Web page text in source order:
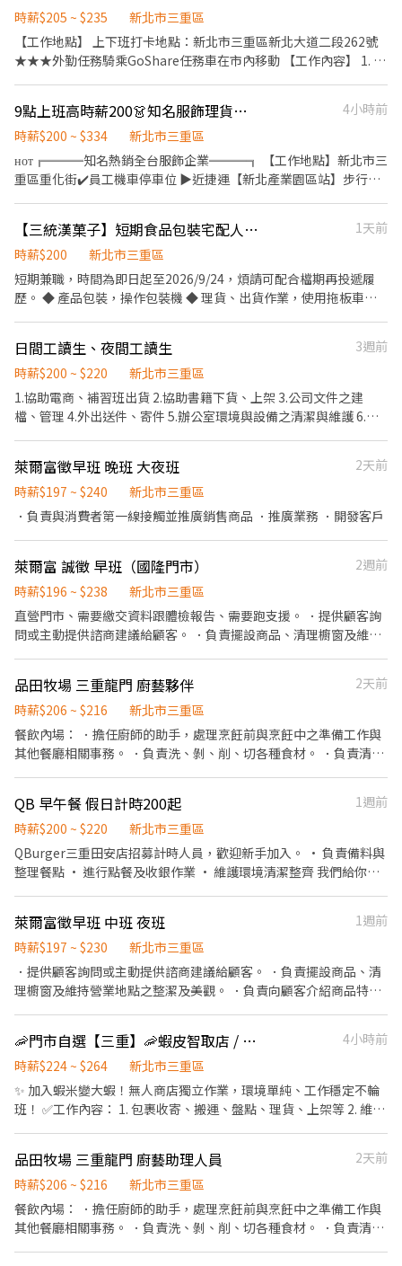
時薪$205 ~ $235
新北市三重區
【工作地點】 上下班打卡地點：新北市三重區新北大道二段262號
★★★外勤任務騎乘GoShare任務車在市內移動 【工作內容】 1. 負
照且有智慧型手機網路* 【可單日排班】 ◇早班 08:00-16:30 時薪
205 ◇晚班 16:00-00:30 時薪220 ◇夜班 00:00-08:30 時薪235
9點上班高時薪200👗知名服飾理貨員✅休六日✅穩定加班✅快速上工✅面試看環境
4小時前
時薪$200 ~ $334
新北市三重區
ʜᴏᴛ╔═══知名熱銷全台服飾企業═══╗ 【工作地點】新北市三
重區重化街✔️員工機車停車位 ▶︎近捷運【新北產業園區站】步行
快速進軍知名服飾品牌企業，前景看好未來可期 ☑︎ 衝鋒衣服飾相關
製程－包裝、分類、封箱、裝箱、進出貨 ☑︎ 冷氣廠房，久站或久
坐，便服上班 ☑︎ 簡單好上手，免學經歷，無經驗可，專人教學，錄
取率高 ☁︎求職平台略有延遲，可先➕ʟɪɴᴇ快速報名【@si588】 快速
付】高時薪$200➜未加班薪水約領【$36,800】 【配合加班】加班
費皆依勞基法計算➜依訂單量薪水可達【37K~52K】 【休假方式】
退6％ 好康➋.任職期間皆享有免手續費領現金、每週預支服務 好康
➌.任職滿三個月享有三節獎金或禮品、通過考核即可轉正 好康➍.加
班超過2小時免費提供團膳 ┏━━【快速應徵】━━┓ ✉️【投履
歷】快速入職找ICAN李小姐－莎拉Sarah☘️ ✉️【點連結】立即預約
覆【@si588】
【三統漢菓子】短期食品包裝宅配人員-三重(至115/9/24，須配合完整檔期)
1天前
時薪$200
新北市三重區
短期兼職，時間為即日起至2026/9/24，煩請可配合檔期再投遞履
歷。 ◆ 產品包裝，操作包裝機 ◆ 理貨、出貨作業，使用拖板車進
具團隊合作精神，完成主管交辦事項
日間工讀生、夜間工讀生
3週前
時薪$200 ~ $220
新北市三重區
1.協助電商、補習班出貨 2.協助書籍下貨、上架 3.公司文件之建
檔、管理 4.外出送件、寄件 5.辦公室環境與設備之清潔與維護 6.支
萊爾富徵早班 晚班 大夜班
2天前
時薪$197 ~ $240
新北市三重區
．負責與消費者第一線接觸並推廣銷售商品 ．推廣業務 ．開發客戶
萊爾富 誠徵 早班（國隆門市）
2週前
時薪$196 ~ $238
新北市三重區
直營門市、需要繳交資料跟體檢報告、需要跑支援。 ．提供顧客詢
問或主動提供諮商建議給顧客。 ．負責擺設商品、清理櫥窗及維持
收款、交付商品、開發票或收據。 ．負責在當天結束營業前，統計
銷售情形、盤點貨品存量及撰寫當日業務報表。 早班：訂貨做帳 協
助退貨 商品銷售 中班：門市結帳 上貨補貨 夜班：門市清潔 上貨補
貨 迎學生打工、二度就業！！
品田牧場 三重龍門 廚藝夥伴
2天前
時薪$206 ~ $216
新北市三重區
餐飲內場： ．擔任廚師的助手，處理烹飪前與烹飪中之準備工作與
其他餐廳相關事務。 ．負責洗、剝、削、切各種食材。 ．負責清理
QB 早午餐 假日計時200起
1週前
時薪$200 ~ $220
新北市三重區
QBurger三重田安店招募計時人員，歡迎新手加入。 • 負責備料與
整理餐點 • 進行點餐及收銀作業 • 維護環境清潔整齊 我們給你
萊爾富徵早班 中班 夜班
1週前
時薪$197 ~ $230
新北市三重區
．提供顧客詢問或主動提供諮商建議給顧客。 ．負責擺設商品、清
理櫥窗及維持營業地點之整潔及美觀。 ．負責向顧客介紹商品特
束營業前，統計銷售情形、盤點貨品存量及撰寫當日業務報表。
🦐門市自選【三重】🦐蝦皮智取店 / 免經驗、快速報到 💰時薪 224-264
4小時前
時薪$224 ~ $264
新北市三重區
✨ 加入蝦米變大蝦！無人商店獨立作業，環境單純、工作穩定不輪
班！ ✅工作內容： 1. 包裹收寄、搬運、盤點、理貨、上架等 2. 維持
門市支援 🌙🌙夜班說明🌙🌙 工作型態：為每日跑點約3–10家門市，
跑點距離約16km內 需可配合(早班/晚班)擇一於門市安排受訓 🔔需
有機車&駕照🔔 ⸻ ✅工作時間： 🔹早班：07:00-12:00、07:30-
12:30、08:00-13:00、08:30-13:30 🔹晚班：17:30-22:30、17:30-
品田牧場 三重龍門 廚藝助理人員
2天前
時薪$206 ~ $216
新北市三重區
餐飲內場： ．擔任廚師的助手，處理烹飪前與烹飪中之準備工作與
其他餐廳相關事務。 ．負責洗、剝、削、切各種食材。 ．負責清理